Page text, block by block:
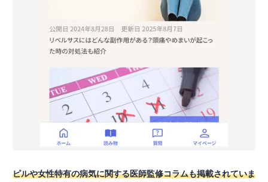
ピルや女性特有の病気に関する医師監修コラムも掲載されていま